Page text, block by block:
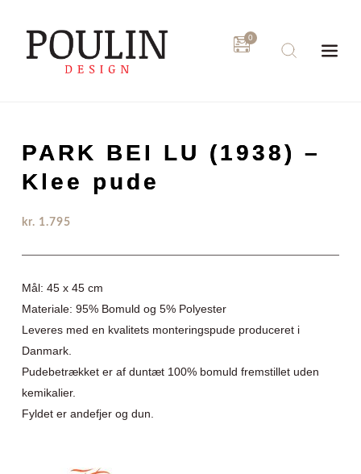
indhold
PARK BEI LU (1938) –
Klee pude
kr. 1.795
Mål: 45 x 45 cm
Materiale: 95% Bomuld og 5% Polyester
Leveres med en kvalitets monteringspude produceret i
Danmark.
Pudebetrækket er af duntæt 100% bomuld fremstillet uden
kemikalier.
Fyldet er andefjer og dun.